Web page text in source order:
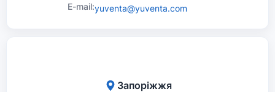
E-mail:yuventa@yuventa.com
Запоріжжя